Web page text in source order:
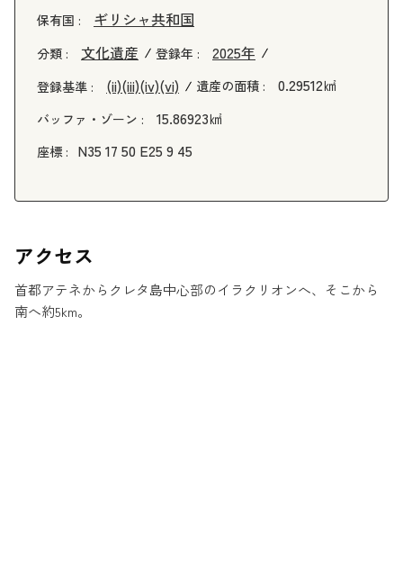
保有国 : ギリシャ共和国
分類 : 文化遺産 登録年 : 2025年
登録基準 : (ii)(iii)(iv)(vi) 遺産の面積 : 0.29512㎢
バッファ・ゾーン : 15.86923㎢
座標 : N35 17 50 E25 9 45
アクセス
首都アテネからクレタ島中心部のイラクリオンへ、そこから
南へ約5km。